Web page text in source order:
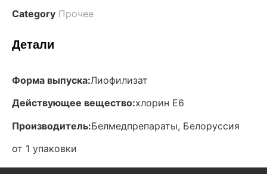
Category Прочее
Детали
Форма выпуска:Лиофилизат
Действующее вещество:хлорин Е6
Производитель:Белмедпрепараты, Белоруссия
от 1 упаковки